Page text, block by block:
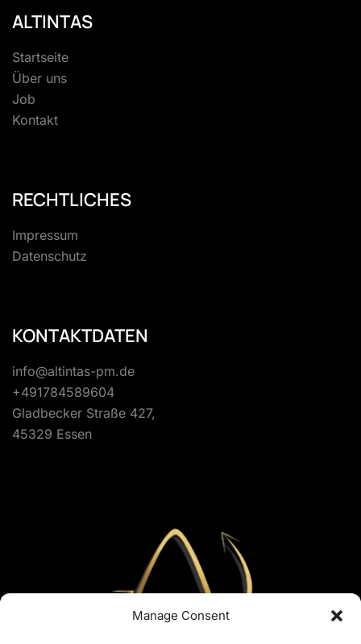
Manage Consent
ALTINTAS
Startseite
Über uns
Job
Kontakt
RECHTLICHES
Impressum
Datenschutz
KONTAKTDATEN
info@altintas-pm.de
+491784589604
Gladbecker Straße 427,
45329 Essen